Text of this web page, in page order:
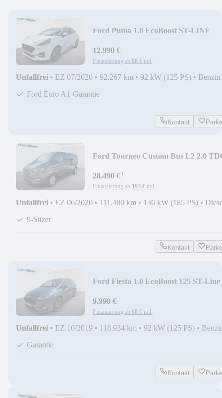
Ford Puma 1.0 EcoBoost ST-LINE
12.990 €
Finanzierung ab 88 € mtl.
Unfallfrei • EZ 07/2020 • 92.267 km • 92 kW (125 PS) • Benzin
Ford Euro A1-Garantie
Kontakt
Ford Tourneo Custom Bus L2 2.0
28.490 €¹
Finanzierung ab 193 € mtl.
Unfallfrei • EZ 06/2020 • 111.480 km • 136 kW (185 PS) •
9-Sitzer
Kontakt
Ford Fiesta 1.0 EcoBoost 125 ST-Line
9.990 €
Finanzierung ab 68 € mtl.
Unfallfrei • EZ 10/2019 • 118.934 km • 92 kW (125 PS) •
Garantie
Kontakt